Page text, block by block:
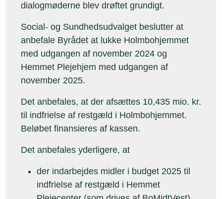
dialogmøderne blev drøftet grundigt.
Social- og Sundhedsudvalget beslutter at
anbefale Byrådet at lukke Holmbohjemmet
med udgangen af november 2024 og
Hemmet Plejehjem med udgangen af
november 2025.
Det anbefales, at der afsættes 10,435 mio. kr.
til indfrielse af restgæld i Holmbohjemmet.
Beløbet finansieres af kassen.
Det anbefales yderligere, at
der indarbejdes midler i budget 2025 til
indfrielse af restgæld i Hemmet